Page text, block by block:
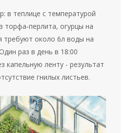
в теплице с температурой
торфа‑перлита, огурцы на
требуют около 6л воды на
раз в день в 18:00
капельную ленту - результат
гнилых листьев.